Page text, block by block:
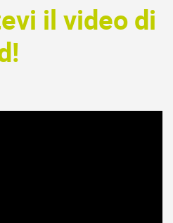
il video di